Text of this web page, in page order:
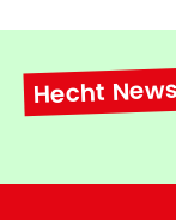
Hecht